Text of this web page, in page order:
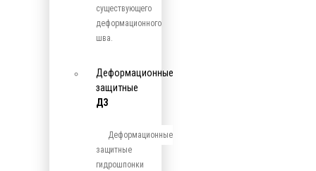
существующего
деформационного
шва.
Деформационные
защитные
ДЗ
Деформационные
защитные
гидрошпонки